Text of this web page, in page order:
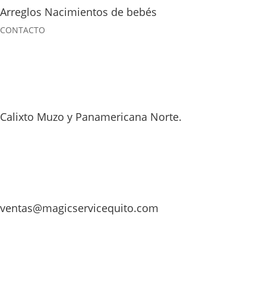
Arreglos Nacimientos de bebés
CONTACTO
Calixto Muzo y Panamericana Norte.
ventas@magicservicequito.com